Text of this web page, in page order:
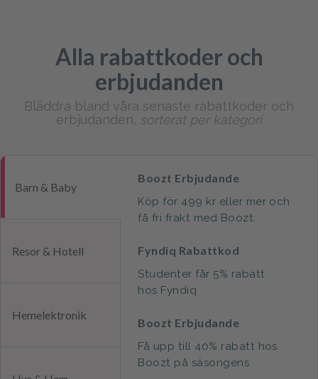
Alla rabattkoder och
erbjudanden
Bläddra bland våra senaste rabattkoder och
erbjudanden, sorterat per kategori
Barn & Baby
Resor & Hotell
Hemelektronik
Boozt Erbjudande
Köp för 499 kr eller mer och
få fri frakt med Boozt.
Fyndiq Rabattkod
Studenter får 5% rabatt
hos Fyndiq
Boozt Erbjudande
Få upp till 40% rabatt hos
Boozt på säsongens